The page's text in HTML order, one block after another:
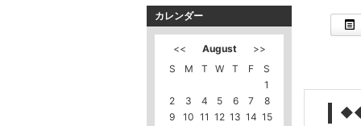
カレンダー
<< August
>>
S
M T W T F
S
1
2
3 4 5 6 7
8
9
10 11 12 13 14 15